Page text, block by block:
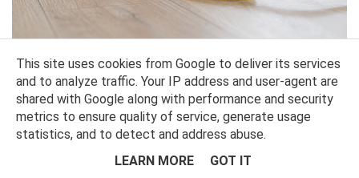
WAHANIA WAGI W CIĄGU DNIA – DLACZEGO WAGA SKACZE I KIEDY
NAJLEPIEJ SIĘ WAŻYĆ?
Jednym z najczęstszych pytań w Waszych wiadomościach – zaraz obok
sprawdzon...
This site uses cookies from Google to deliver its services
and to analyze traffic. Your IP address and user-agent are
shared with Google along with performance and security
metrics to ensure quality of service, generate usage
statistics, and to detect and address abuse.
LEARN MORE
GOT IT